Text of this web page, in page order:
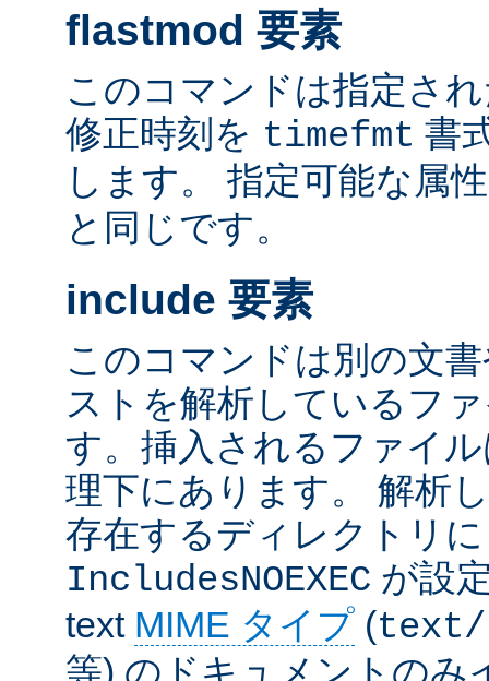
flastmod 要素
このコマンドは指定さ
修正時刻を timefmt 書
します。 指定可能な属
と同じです。
include 要素
このコマンドは別の文
ストを解析しているフ
す。挿入されるファイ
理下にあります。 解析
存在するディレクトリ
IncludesNOEXEC が設
text MIME タイプ (
等) のドキュメントのみ